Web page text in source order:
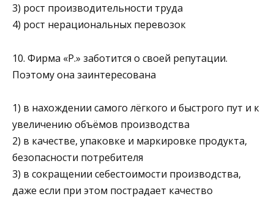
3) рост производительности труда
4) рост нерациональных перевозок
10. Фирма «Р.» заботится о своей репутации.
Поэтому она заинтересована
1) в нахождении самого лёгкого и быстрого пут и к
увеличению объёмов производства
2) в качестве, упаковке и маркировке продукта,
безопасности потребителя
3) в сокращении себестоимости производства,
даже если при этом пострадает качество